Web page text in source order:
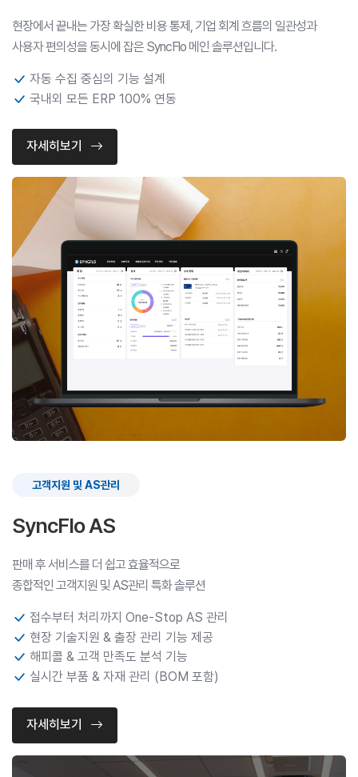
현장에서 끝내는 가장 확실한 비용 통제, 기업 회계 흐름의 일관성과
사용자 편의성을 동시에 잡은 SyncFlo 메인 솔루션입니다.
자동 수집 중심의 기능 설계
국내외 모든 ERP 100% 연동
자세히보기
고객지원 및 AS관리
SyncFlo AS
판매 후 서비스를 더 쉽고 효율적으로
종합적인 고객지원 및 AS관리 특화 솔루션
접수부터 처리까지 One-Stop AS 관리
현장 기술지원 & 출장 관리 기능 제공
해피콜 & 고객 만족도 분석 기능
실시간 부품 & 자재 관리 (BOM 포함)
자세히보기